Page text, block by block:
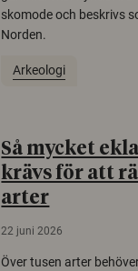
skomode och beskrivs
Norden.
Arkeologi
Så mycket
krävs för att
arter
22 juni 2026
Över tusen arter